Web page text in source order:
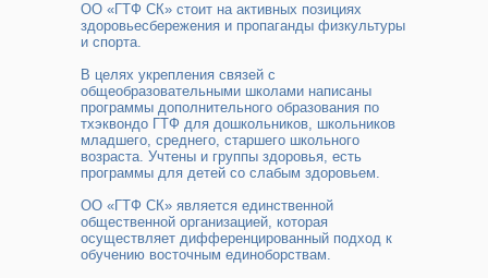
ОО «ГТФ СК» стоит на активных позициях
здоровьесбережения и пропаганды физкультуры
и спорта.
В целях укрепления связей с
общеобразовательными школами написаны
программы дополнительного образования по
тхэквондо ГТФ для дошкольников, школьников
младшего, среднего, старшего школьного
возраста. Учтены и группы здоровья, есть
программы для детей со слабым здоровьем.
ОО «ГТФ СК» является единственной
общественной организацией, которая
осуществляет дифференцированный подход к
обучению восточным единоборствам.